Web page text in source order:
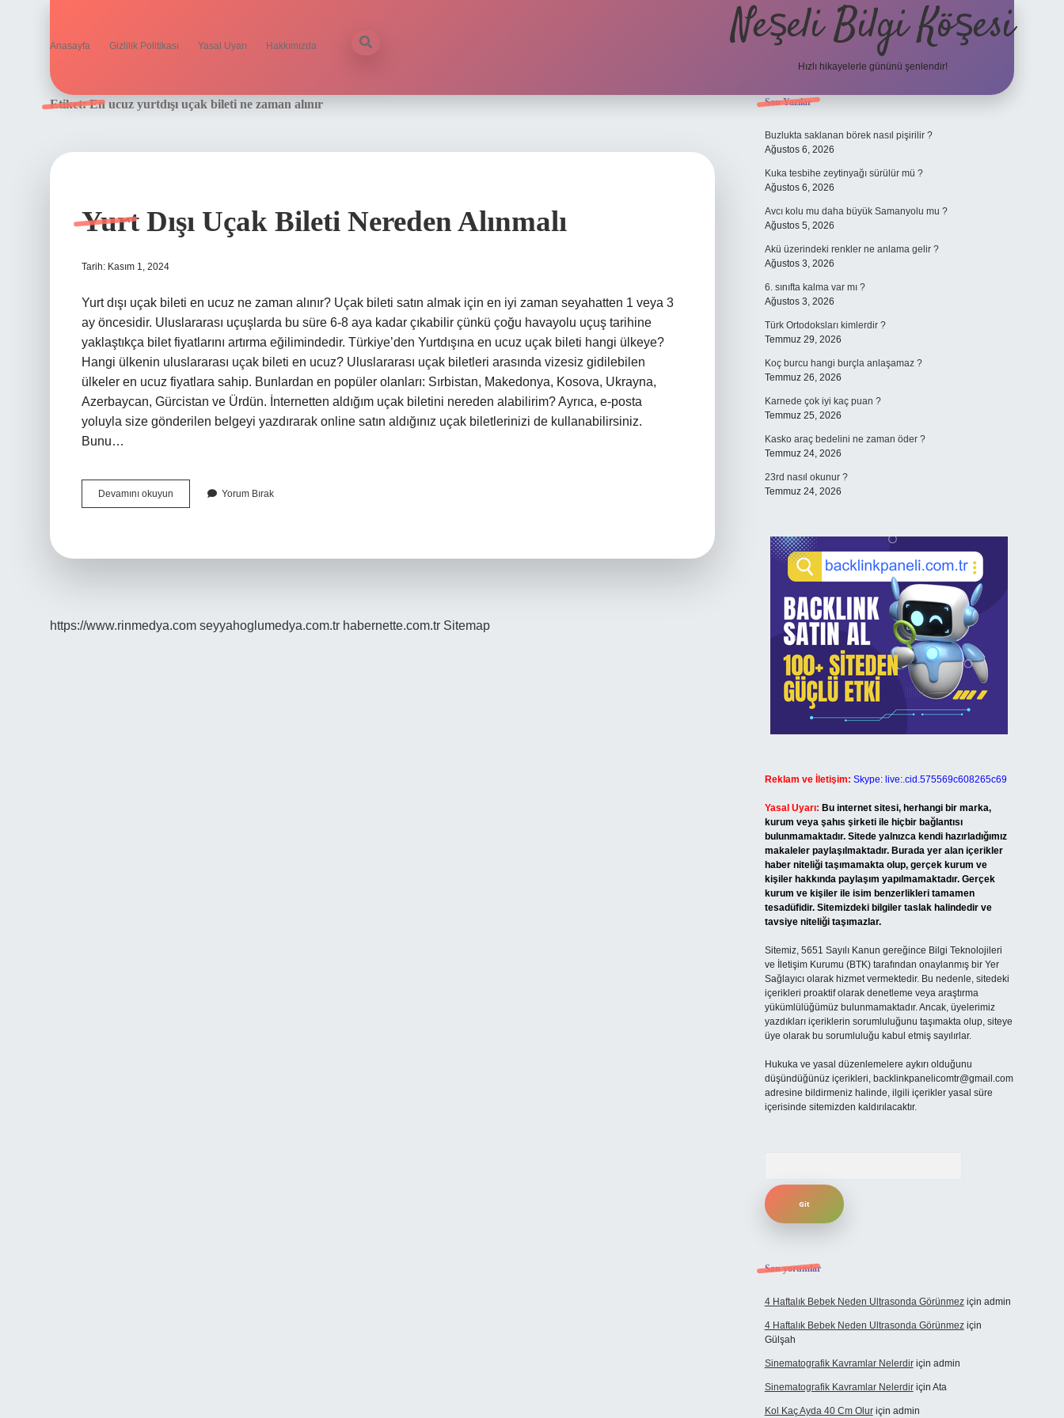
Anasayfa Gizlilik Politikası Yasal Uyarı Hakkımızda Neşeli Bilgi Köşesi
Hızlı hikayelerle gününü şenlendir!
Etiket:En ucuz yurtdışı uçak bileti ne zaman alınır
Yurt Dışı Uçak Bileti Nereden Alınmalı
Tarih: Kasım 1, 2024
Yurt dışı uçak bileti en ucuz ne zaman alınır? Uçak bileti satın almak için en iyi zaman seyahatten 1 veya 3
ay öncesidir. Uluslararası uçuşlarda bu süre 6-8 aya kadar çıkabilir çünkü çoğu havayolu uçuş tarihine
yaklaştıkça bilet fiyatlarını artırma eğilimindedir. Türkiye’den Yurtdışına en ucuz uçak bileti hangi ülkeye?
Hangi ülkenin uluslararası uçak bileti en ucuz? Uluslararası uçak biletleri arasında vizesiz gidilebilen
ülkeler en ucuz fiyatlara sahip. Bunlardan en popüler olanları: Sırbistan, Makedonya, Kosova, Ukrayna,
Azerbaycan, Gürcistan ve Ürdün. İnternetten aldığım uçak biletini nereden alabilirim? Ayrıca, e-posta
yoluyla size gönderilen belgeyi yazdırarak online satın aldığınız uçak biletlerinizi de kullanabilirsiniz.
Bunu…
Devamını okuyun
Dışı
Yorum Bırak
https://www.rinmedya.com seyyahoglumedya.com.tr habernette.com.tr Sitemap
Sidebar
Son Yazılar
Buzlukta saklanan börek nasıl pişirilir ?
Ağustos 6, 2026
Kuka tesbihe zeytinyağı sürülür mü ?
Ağustos 6, 2026
Avcı kolu mu daha büyük Samanyolu mu ?
Ağustos 5, 2026
Akü üzerindeki renkler ne anlama gelir ?
Ağustos 3, 2026
6. sınıfta kalma var mı ?
Ağustos 3, 2026
Türk Ortodoksları kimlerdir ?
Temmuz 29, 2026
Koç burcu hangi burçla anlaşamaz ?
Temmuz 26, 2026
Karnede çok iyi kaç puan ?
Temmuz 25, 2026
Kasko araç bedelini ne zaman öder ?
Temmuz 24, 2026
23rd nasıl okunur ?
Temmuz 24, 2026
Reklam ve İletişim: Skype: live:.cid.575569c608265c69
Yasal Uyarı: Bu internet sitesi, herhangi bir marka,
kurum veya şahıs şirketi ile hiçbir bağlantısı
bulunmamaktadır. Sitede yalnızca kendi hazırladığımız
makaleler paylaşılmaktadır. Burada yer alan içerikler
haber niteliği taşımamakta olup, gerçek kurum ve
kişiler hakkında paylaşım yapılmamaktadır. Gerçek
kurum ve kişiler ile isim benzerlikleri tamamen
tesadüfidir. Sitemizdeki bilgiler taslak halindedir ve
tavsiye niteliği taşımazlar.
Sitemiz, 5651 Sayılı Kanun gereğince Bilgi Teknolojileri
ve İletişim Kurumu (BTK) tarafından onaylanmış bir Yer
Sağlayıcı olarak hizmet vermektedir. Bu nedenle, sitedeki
içerikleri proaktif olarak denetleme veya araştırma
yükümlülüğümüz bulunmamaktadır. Ancak, üyelerimiz
yazdıkları içeriklerin sorumluluğunu taşımakta olup, siteye
üye olarak bu sorumluluğu kabul etmiş sayılırlar.
Hukuka ve yasal düzenlemelere aykırı olduğunu
düşündüğünüz içerikleri, backlinkpanelicomtr@gmail.com
adresine bildirmeniz halinde, ilgili içerikler yasal süre
içerisinde sitemizden kaldırılacaktır.
Son yorumlar
4 Haftalık Bebek Neden Ultrasonda Görünmeziçin admin
4 Haftalık Bebek Neden Ultrasonda Görünmeziçin
Gülşah
Sinematografik Kavramlar Nelerdiriçin admin
Sinematografik Kavramlar Nelerdiriçin Ata
Kol Kaç Ayda 40 Cm Oluriçin admin
ilbet mobil girişen iyi bahis siteleri